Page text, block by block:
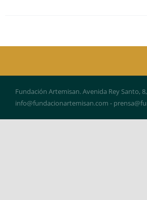
Fundación Artemisan. Avenida Rey Santo,
info@fundacionartemisan.com -